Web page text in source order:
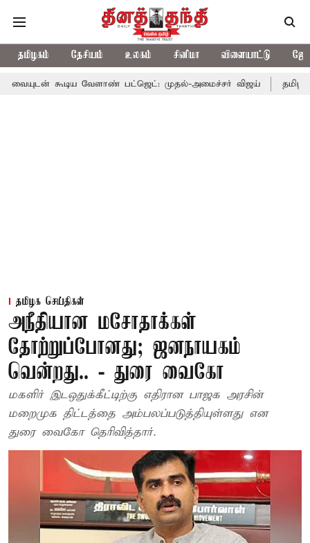
தமிழகம் தேசியம் உலகம் சினிமா விளையாட்டு
வேளாண் பட்ஜெட்: முதல்-அமைச்சர் விஜய் தமிழக
தமிழக செய்திகள்
அநீதியான மசோதாக்கள்
தோற்றுப்போனது; ஜனநாயகம்
வென்றது.. - துரை வைகோ
மகளிர் இடஒதுக்கீட்டிற்கு எதிரான பாஜக அரசின்
மறைமுக திட்டத்தை அம்பலப்படுத்தியுள்ளது என
துரை வைகோ தெரிவித்தார்.